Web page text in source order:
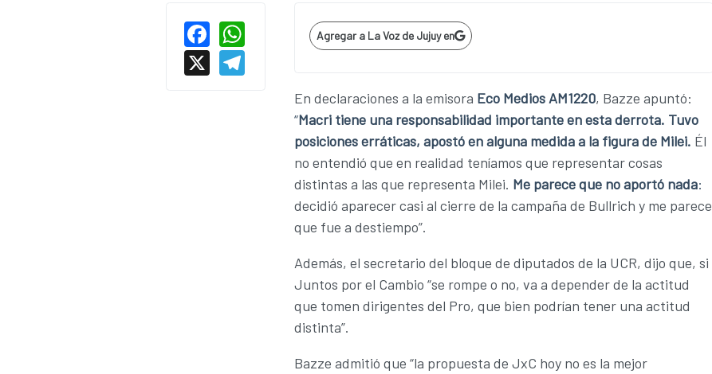
Facebook
WhatsApp
X
Telegram
Agregar a La Voz de Jujuy en
En declaraciones a la emisora Eco Medios AM1220, Bazze apuntó:
“Macri tiene una responsabilidad importante en esta derrota. Tuvo
posiciones erráticas, apostó en alguna medida a la figura de Milei. Él
no entendió que en realidad teníamos que representar cosas
distintas a las que representa Milei. Me parece que no aportó nada:
decidió aparecer casi al cierre de la campaña de Bullrich y me parece
que fue a destiempo”.
Además, el secretario del bloque de diputados de la UCR, dijo que, si
Juntos por el Cambio “se rompe o no, va a depender de la actitud
que tomen dirigentes del Pro, que bien podrían tener una actitud
distinta”.
Bazze admitió que “la propuesta de JxC hoy no es la mejor